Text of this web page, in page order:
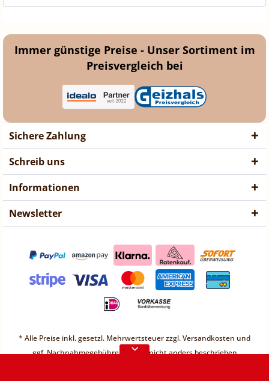
Vorübergehend sind keine
Bestellungen möglich.
Immer günstige Preise - Unser Sortiment im
Preisvergleich bei
Sichere Zahlung
Schreib uns
Informationen
Newsletter
* Alle Preise inkl. gesetzl. Mehrwertsteuer zzgl.Versandkosten und
ggf. Nachnahmegebühren, wenn nicht anders beschrieben